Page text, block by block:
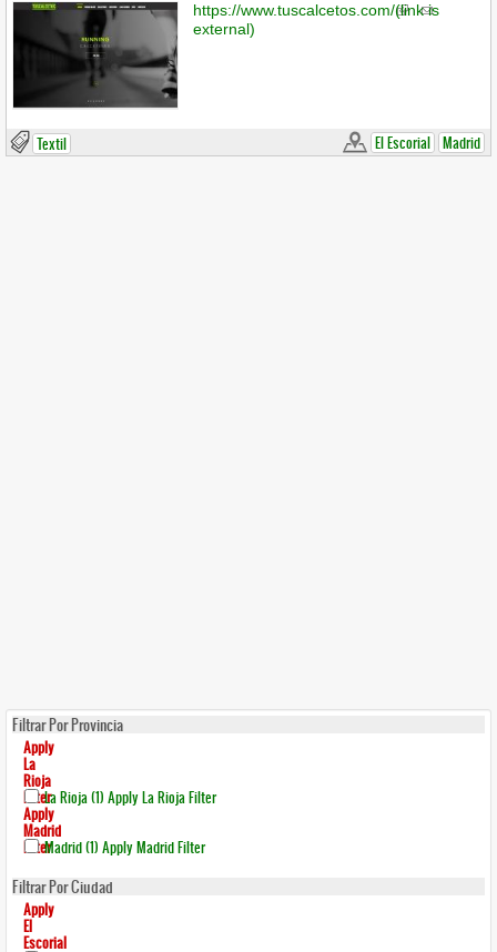
https://www.tuscalcetos.com/(link is
external)
El Escorial Madrid
Textil
Filtrar Por Provincia
Apply
La
Rioja
FilterLa Rioja (1) Apply La Rioja Filter
Apply
Madrid
FilterMadrid (1) Apply Madrid Filter
Filtrar Por Ciudad
Apply
El
Escorial